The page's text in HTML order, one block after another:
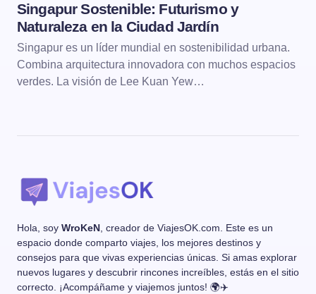
Singapur Sostenible: Futurismo y
Naturaleza en la Ciudad Jardín
Singapur es un líder mundial en sostenibilidad urbana.
Combina arquitectura innovadora con muchos espacios
verdes. La visión de Lee Kuan Yew…
Hola, soy WroKeN , creador de ViajesOK.com. Este es un
espacio donde comparto viajes, los mejores destinos y
consejos para que vivas experiencias únicas. Si amas explorar
nuevos lugares y descubrir rincones increíbles, estás en el sitio
correcto. ¡Acompáñame y viajemos juntos! 🌍✈️